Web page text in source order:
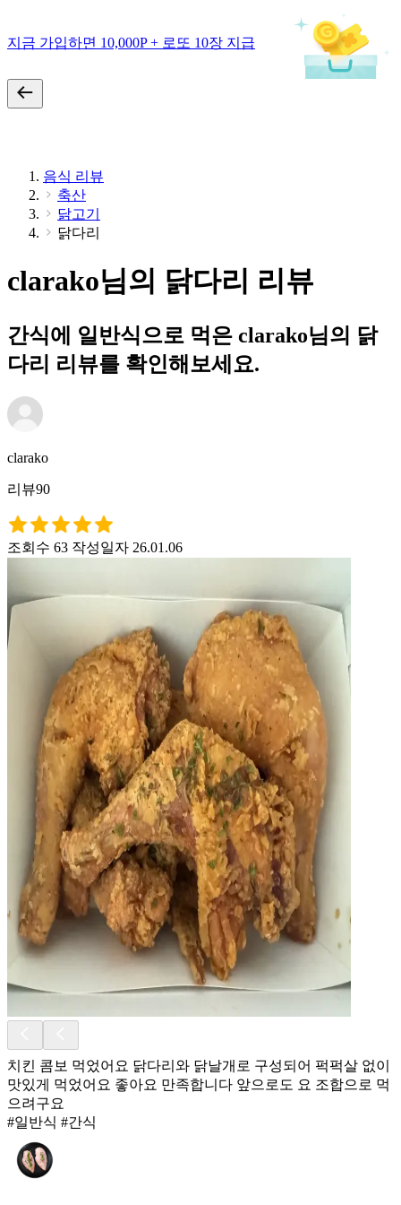
지금 가입하면 10,000P + 로또 10장 지급
음식 리뷰
축산
닭고기
닭다리
clarako님의 닭다리 리뷰
간식에 일반식으로 먹은 clarako님의 닭
다리 리뷰를 확인해보세요.
clarako
리뷰90
조회수 63 작성일자 26.01.06
치킨 콤보 먹었어요 닭다리와 닭날개로 구성되어 퍽퍽살 없이
맛있게 먹었어요 좋아요 만족합니다 앞으로도 요 조합으로 먹
으려구요
#일반식 #간식